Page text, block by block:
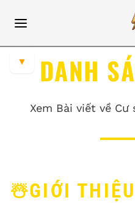
DANH
Xem Bài viết về
☃️GIỚI THIỆU
▼